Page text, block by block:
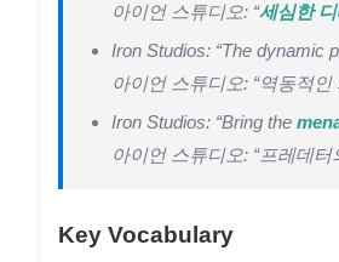
아이언 스튜디오: “세심한
Iron Studios: “The dynamic
아이언 스튜디오: “역동적
Iron Studios: “Bring the
아이언 스튜디오: “프레데터
Key Vocabulary